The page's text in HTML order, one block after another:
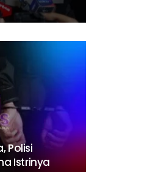
Polisi
Istrinya